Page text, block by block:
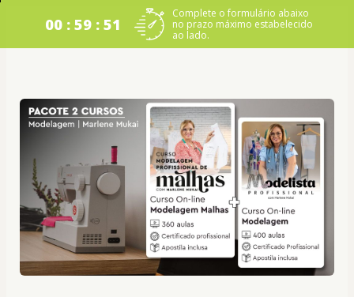
00 : 59 : 50
Complete o formulário abaixo
no prazo máximo estabelecido
ao lado.